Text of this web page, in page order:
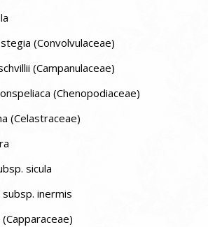
(Convolvulaceae)
(Campanulaceae)
(Chenopodiaceae)
(Celastraceae)
sicula
inermis